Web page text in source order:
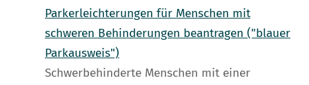
Parkerleichterungen für Menschen mit
schweren Behinderungen beantragen ("blauer
Parkausweis")
Schwerbehinderte Menschen mit einer